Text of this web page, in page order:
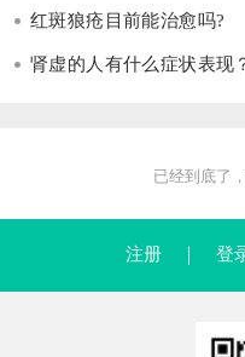
红斑狼疮目前能治愈吗?
肾虚的人有什么症状表现
已经到底了
注册 登